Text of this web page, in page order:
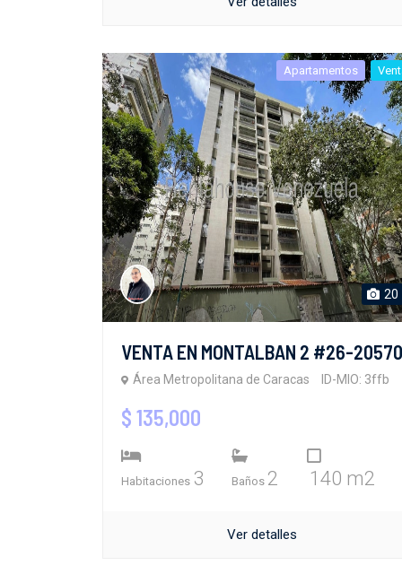
Apartamentos
20
VENTA EN MONTALBAN 2 #26-20570
Área Metropolitana de Caracas ID-MIO: 3ffb
$ 135,000
Habitaciones 3 Baños 2 140 m2
Ver detalles